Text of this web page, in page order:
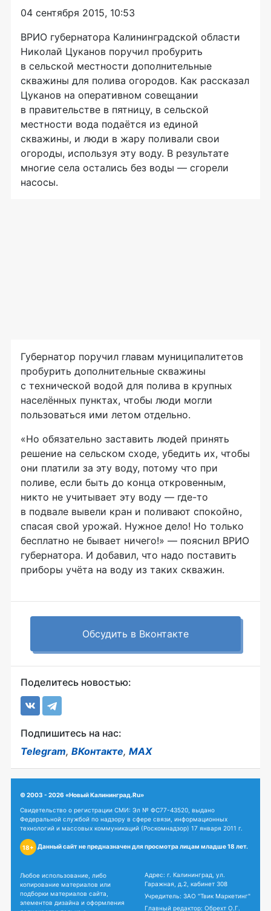
04 сентября 2015, 10:53
ВРИО губернатора Калининградской области
Николай Цуканов поручил пробурить
в сельской местности дополнительные
скважины для полива огородов. Как рассказал
Цуканов на оперативном совещании
в правительстве в пятницу, в сельской
местности вода подаётся из единой
скважины, и люди в жару поливали свои
огороды, используя эту воду. В результате
многие села остались без воды — сгорели
насосы.
Губернатор поручил главам муниципалитетов
пробурить дополнительные скважины
с технической водой для полива в крупных
населённых пунктах, чтобы люди могли
пользоваться ими летом отдельно.
«Но обязательно заставить людей принять
решение на сельском сходе, убедить их, чтобы
они платили за эту воду, потому что при
поливе, если быть до конца откровенным,
никто не учитывает эту воду — где-то
в подвале вывели кран и поливают спокойно,
спасая свой урожай. Нужное дело! Но только
бесплатно не бывает ничего!» — пояснил ВРИО
губернатора. И добавил, что надо поставить
приборы учёта на воду из таких скважин.
Обсудить в Вконтакте
Поделитесь новостью:
Подпишитесь на нас:
Telegram, ВКонтакте, MAX
© 2003 - 2026 «Новый Калининград.Ru»
Свидетельство о регистрации СМИ: Эл № ФС77-43520, выдано
Федеральной службой по надзору в сфере связи, информационных
технологий и массовых коммуникаций (Роскомнадзор) 17 января 2011 г.
18+ Данный сайт не предназначен для просмотра лицам младше 18 лет.
Любое использование, либо
копирование материалов или
подборки материалов сайта,
элементов дизайна и оформления
Адрес: г. Калининград, ул.
Гаражная, д.2, кабинет 308
Учредитель: ЗАО "Твик Маркетинг"
Главный редактор: Обрехт О.Г.